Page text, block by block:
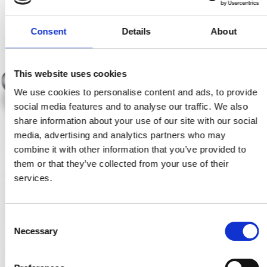
Consent Details About
This website uses cookies
We use cookies to personalise content and ads, to provide
social media features and to analyse our traffic. We also
share information about your use of our site with our social
media, advertising and analytics partners who may
combine it with other information that you’ve provided to
them or that they’ve collected from your use of their
services.
Necessary